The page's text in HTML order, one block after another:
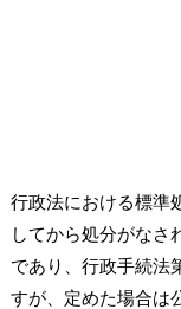
行政法における標準
してから処分がなさ
であり、行政手続法
すが、定めた場合は